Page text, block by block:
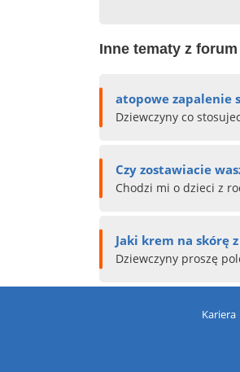
Inne tematy z forum
atopowe zapalenie
Dziewczyny co
Czy zostawiacie
Chodzi mi o dzieci z
Jaki krem na skórę z
Dziewczyny proszę
Kariera